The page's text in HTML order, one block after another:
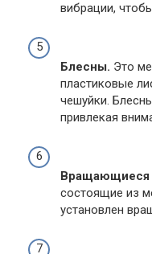
вибрации,
Блесны. Это
пластиковые
чешуйки.
привлекая
Вращающиеся
состоящие из
установлен